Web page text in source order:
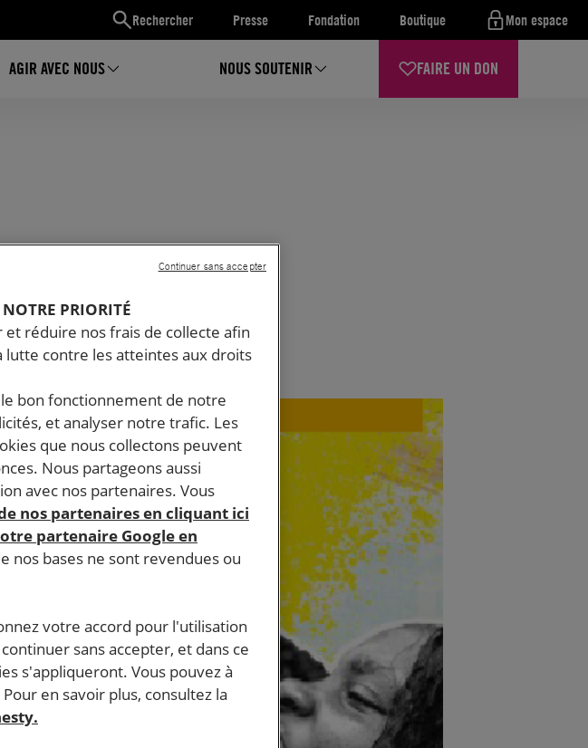
Rechercher Presse Fondation Boutique Mon espace
AGIR AVEC NOUS NOUS SOUTENIR FAIRE UN DON
NOTRE PRIORITÉ
réduire nos frais de collecte afin
contre les atteintes aux droits
bon fonctionnement de notre
et analyser notre trafic. Les
que nous collectons peuvent
Nous partageons aussi
avec nos partenaires. Vous
nos partenaires en cliquant ici
partenaire Google en
nos bases ne sont revendues ou
votre accord pour l'utilisation
sans accepter, et dans ce
s'appliqueront. Vous pouvez à
en savoir plus, consultez la
Continuer sans accepter